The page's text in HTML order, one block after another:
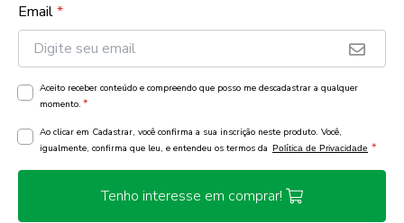
Email*
Aceito receber conteúdo e compreendo que posso me descadastrar a qualquer
momento. *
Ao clicar em Cadastrar, você confirma a sua inscrição neste produto. Você,
igualmente, confirma que leu, e entendeu os termos da Política de Privacidade *
Tenho interesse em comprar!